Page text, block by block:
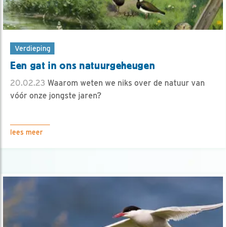
Verdieping
Een gat in ons natuurgeheugen
20.02.23 Waarom weten we niks over de natuur van
vóór onze jongste jaren?
lees meer